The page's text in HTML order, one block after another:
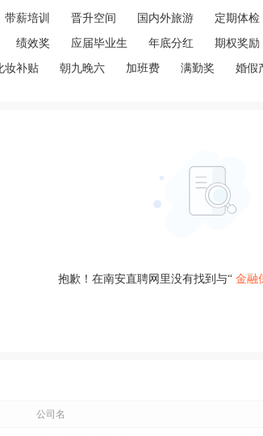
带薪培训 晋升空间 国内外旅游 定期体检
绩效奖 应届毕业生 年底分红 期权奖励
妆补贴 朝九晚六 加班费 满勤奖 婚假
抱歉！在南安直聘网里没有找到与“ 金融
公司名